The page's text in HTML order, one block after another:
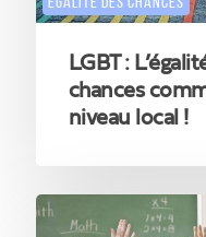
local
ÉGALITÉ DES CHANCES
LGBT :
chances
niveau local !
Savoirs